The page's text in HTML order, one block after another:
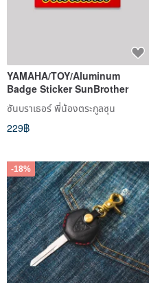
YAMAHA/TOY/Aluminum
Badge Sticker SunBrother
ซันบราเธอร์ พี่น้องตระกูลซุน
229฿
-18%